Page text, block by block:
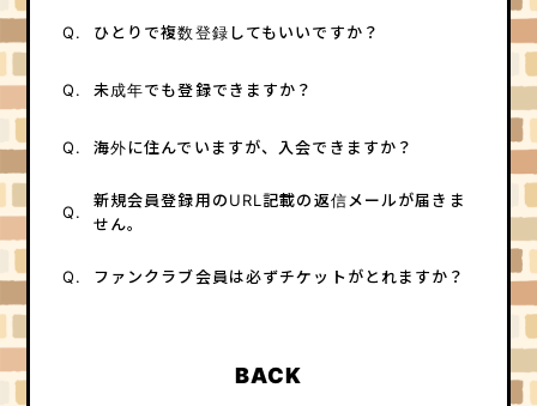
Q. ひとりで複数登録してもいいですか？
Q. 未成年でも登録できますか？
Q. 海外に住んでいますが、入会できますか？
Q.
新規会員登録用のURL記載の返信メールが届きま
せん。
Q. ファンクラブ会員は必ずチケットがとれますか？
BACK